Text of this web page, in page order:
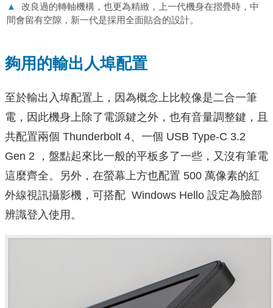
▲
改良過的轉軸機構，也更為精緻，上一代機身在摺疊時，中
間會留有空隙，新一代是採用全面貼合的設計。
夠用的輸出人埠配置
至於輸出入埠配置上，因為概念上比較像是二合一筆
電，因此機身上除了電源鍵之外，也有音量調整鍵，且
共配置兩個 Thunderbolt 4、一個 USB Type-C 3.2
Gen 2 ，盤點起來比一般的平板多了一些，又沒有筆電
這麼齊全。另外，在螢幕上方也配置 500 萬像素的紅
外線視訊攝影機，可搭配 Windows Hello 設定為臉部
辨識登入使用。